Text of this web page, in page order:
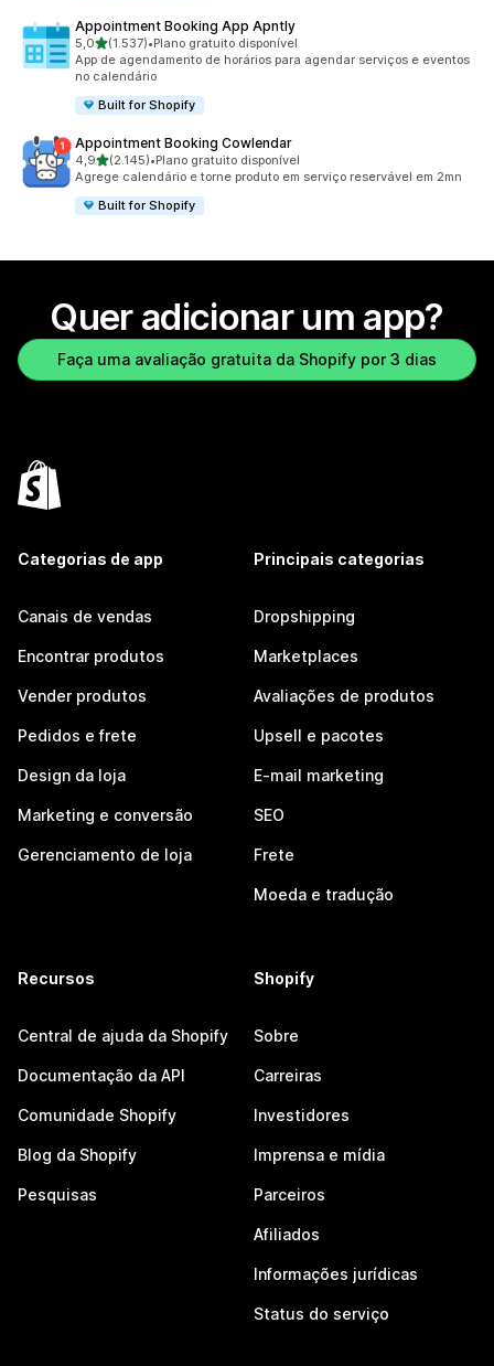
Appointment Booking App Apntly
5,0de 5 estrelas
(1.537)
1537 avaliações ao todo
•Plano gratuito disponível
App de agendamento de horários para agendar serviços e eventos
no calendário
Built for Shopify
Appointment Booking Cowlendar
4,9de 5 estrelas
(2.145)
2145 avaliações ao todo
•Plano gratuito disponível
Agrege calendário e torne produto em serviço reservável em 2mn
Built for Shopify
Quer adicionar um app?
Faça uma avaliação gratuita da Shopify por 3 dias
Categorias de app
Canais de vendas
Encontrar produtos
Vender produtos
Pedidos e frete
Design da loja
Marketing e conversão
Gerenciamento de loja
Principais categorias
Dropshipping
Marketplaces
Avaliações de produtos
Upsell e pacotes
E-mail marketing
SEO
Frete
Moeda e tradução
Recursos
Central de ajuda da Shopify
Documentação da API
Comunidade Shopify
Blog da Shopify
Pesquisas
Shopify
Sobre
Carreiras
Investidores
Imprensa e mídia
Parceiros
Afiliados
Informações jurídicas
Status do serviço